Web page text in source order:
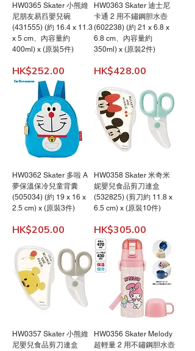
HW0365 Skater 小熊維
尼朋友易舀嬰兒碗
(431555) (約 16.4 x 11.3
x 5 cm、內容量約
400ml) x (原裝5件)
價格
HK$252.00
HW0363 Skater 迪士尼
卡通 2 用不鏽鋼胆水壺
(602238) (約 21 x 6.8 x
6.8 cm、內容量約
350ml) x (原裝2件)
價格
HK$428.00
HW0362 Skater 多啦 A
夢保溫保冷兒童背囊
(505034) (約 19 x 16 x
2.5 cm) x (原裝3件)
價格
HK$205.00
HW0358 Skater 米奇米
妮嬰兒食品剪刀連盒
(532825) (剪刀約 11.8 x
6.5 cm) x (原裝10件)
價格
HK$305.00
HW0357 Skater 小熊維
尼嬰兒食品剪刀連盒
HW0356 Skater Melody
超輕量 2 用不鏽鋼胆水壺